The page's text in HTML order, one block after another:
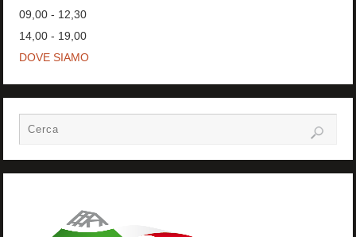
09,00 - 12,30
14,00 - 19,00
DOVE SIAMO